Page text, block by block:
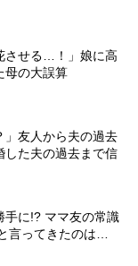
させる…！」娘に高
母の大誤算
」友人から夫の過去
た夫の過去まで信
手に!? ママ友の常識
言ってきたのは…